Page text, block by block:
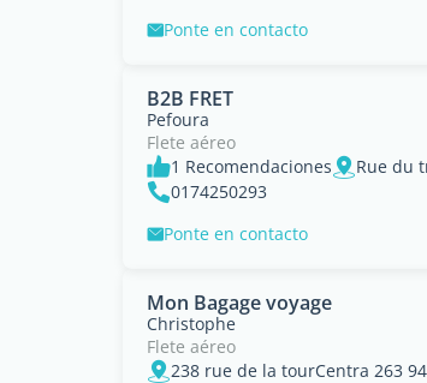
Ponte en contacto
B2B FRET
Pefoura
Flete aéreo
1 Recomendaciones
Rue du
0174250293
Ponte en contacto
Mon Bagage voyage
Christophe
Flete aéreo
238 rue de la tourCentra 263